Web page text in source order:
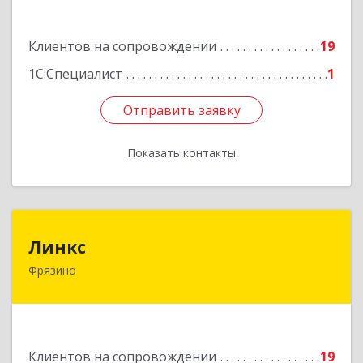
Клиентов на сопровождении
19
1С:Специалист
1
Отправить заявку
Показать контакты
Подробнее
Отправить заявку
Назад
Линкс
Фрязино
Клиентов на сопровождении
19
141190, Московская обл, Фрязино г, Заводской